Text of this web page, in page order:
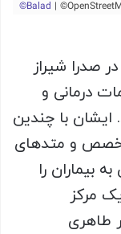
صدرا شیراز
ارائه خدمات درمانی و
ایشان با چندین
و متدهای
بیماران را
مرکز
طاهری